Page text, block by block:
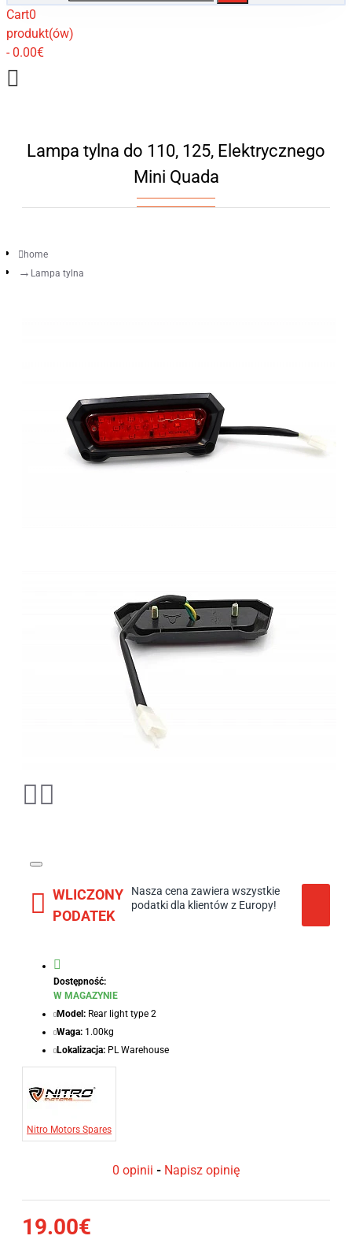
Cart0
produkt(ów)
- 0.00€
Lampa tylna do 110, 125, Elektrycznego
Mini Quada
home
Lampa tylna
WLICZONY
PODATEK
Nasza cena zawiera wszystkie
podatki dla klientów z Europy!
Dostępność:
W MAGAZYNIE
Model: Rear light type 2
Waga: 1.00kg
Lokalizacja: PL Warehouse
Nitro Motors Spares
0 opinii - Napisz opinię
19.00€